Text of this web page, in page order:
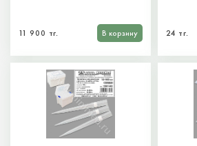
11 900 тг. В корзину 24 тг.